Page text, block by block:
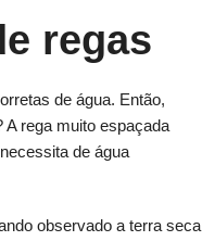
regas
de água. Então,
rega muito espaçada
de água
observado a terra seca